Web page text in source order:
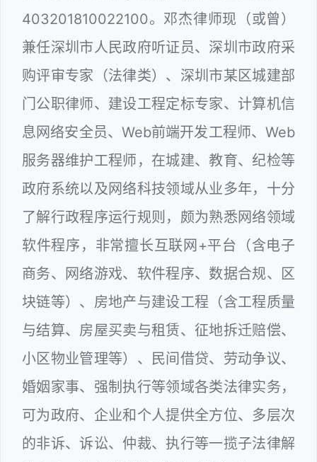
403201810022100。邓杰律师现（或曾）
兼任深圳市人民政府听证员、深圳市政府采
购评审专家（法律类）、深圳市某区城建部
门公职律师、建设工程定标专家、计算机信
息网络安全员、Web前端开发工程师、Web
服务器维护工程师，在城建、教育、纪检等
政府系统以及网络科技领域从业多年，十分
了解行政程序运行规则，颇为熟悉网络领域
软件程序，非常擅长互联网+平台（含电子
商务、网络游戏、软件程序、数据合规、区
块链等）、房地产与建设工程（含工程质量
与结算、房屋买卖与租赁、征地拆迁赔偿、
小区物业管理等）、民间借贷、劳动争议、
婚姻家事、强制执行等领域各类法律实务，
可为政府、企业和个人提供全方位、多层次
的非诉、诉讼、仲裁、执行等一揽子法律解